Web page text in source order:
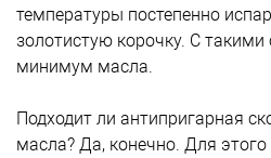
температуры постепенно
золотистую корочку. С такими
минимум масла.
Подходит ли антипригарная
масла? Да, конечно. Для